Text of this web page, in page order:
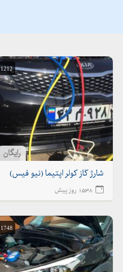
1212 بازدید
رایگان
شارژ گاز کولر اپتیما (نیو فیس)
1538 روز پیش
1748 بازدید